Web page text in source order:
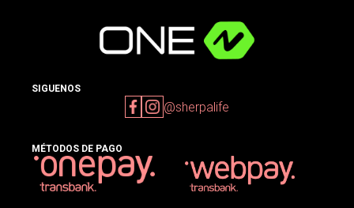
SIGUENOS
@sherpalife
MÉTODOS DE PAGO